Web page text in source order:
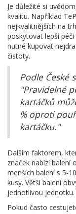
Je důležité si
kvalitu. Například
nejkvalitnějších na
poskytovat lepší
nutné kupovat
čistoty.
Podle České
"Pravidelné
kartáčků
% oproti
kartáčku."
Dalším faktorem,
značek nabízí balení
menších balení s 5-
kusy. Větší balení
jednotlivou jednotku.
Pokud často